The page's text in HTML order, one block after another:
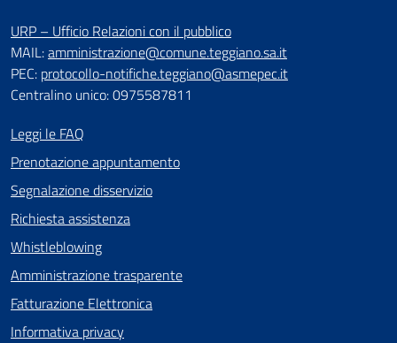
URP – Ufficio Relazioni con il pubblico
MAIL:amministrazione@comune.teggiano.sa.it
PEC: protocollo-notifiche.teggiano@asmepec.it
Centralino unico: 0975587811
Leggi le FAQ
Prenotazione appuntamento
Segnalazione disservizio
Richiesta assistenza
Whistleblowing
Amministrazione trasparente
Fatturazione Elettronica
Informativa privacy